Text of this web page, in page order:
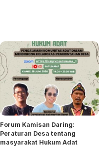
Forum Kamisan Daring:
Peraturan Desa tentang
masyarakat Hukum Adat